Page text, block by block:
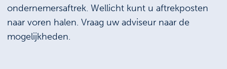
ondernemersaftrek. Wellicht kunt u aftrekposten
naar voren halen. Vraag uw adviseur naar de
mogelijkheden.